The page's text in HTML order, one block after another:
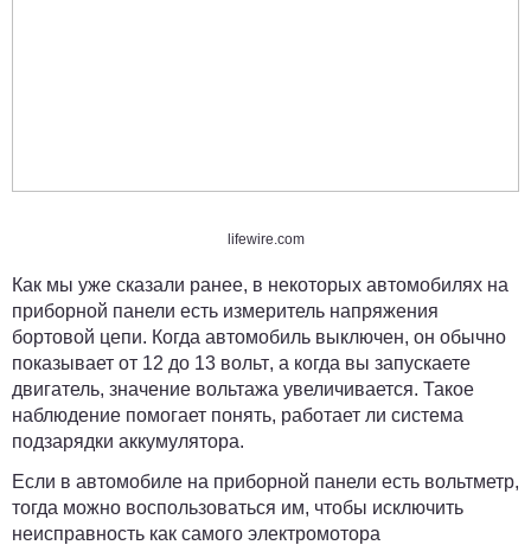
lifewire.com
Как мы уже сказали ранее, в некоторых автомобилях на
приборной панели есть измеритель напряжения
бортовой цепи. Когда автомобиль выключен, он обычно
показывает от 12 до 13 вольт, а когда вы запускаете
двигатель, значение вольтажа увеличивается. Такое
наблюдение помогает понять, работает ли система
подзарядки аккумулятора.
Если в автомобиле на приборной панели есть вольтметр,
тогда можно воспользоваться им, чтобы исключить
неисправность как самого электромотора